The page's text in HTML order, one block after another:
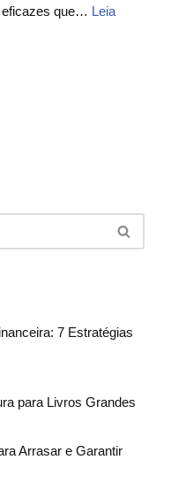
eficazes que… Leia
7 Estratégias
para Livros Grandes
Arrasar e Garantir